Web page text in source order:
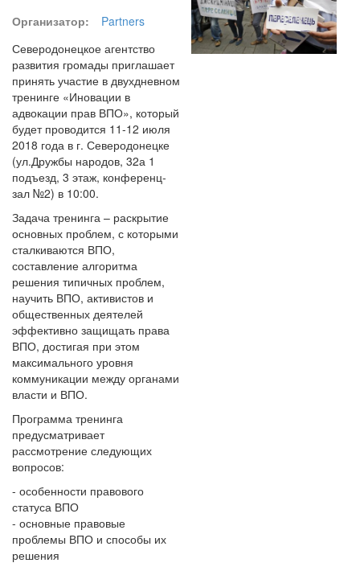
Организатор:
Partners
Северодонецкое агентство
развития громады приглашает
принять участие в двухдневном
тренинге «Иновации в
адвокации прав ВПО», который
будет проводится 11-12 июля
2018 года в г. Северодонецке
(ул.Дружбы народов, 32а 1
подъезд, 3 этаж, конференц-
зал №2) в 10:00.
Задача тренинга – раскрытие
основных проблем, с которыми
сталкиваются ВПО,
составление алгоритма
решения типичных проблем,
научить ВПО, активистов и
общественных деятелей
эффективно защищать права
ВПО, достигая при этом
максимального уровня
коммуникации между органами
власти и ВПО.
Программа тренинга
предусматривает
рассмотрение следующих
вопросов:
- особенности правового
статуса ВПО
- основные правовые
проблемы ВПО и способы их
решения